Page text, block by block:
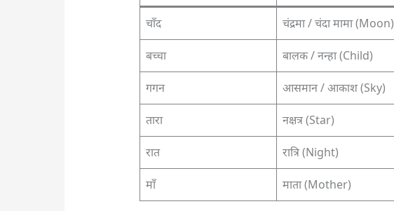
चाँद चंद्रमा / चंदा मामा (Moon)
बच्चा बालक / नन्हा (Child)
गगन आसमान / आकाश (Sky)
तारा नक्षत्र (Star)
रात रात्रि (Night)
माँ माता (Mother)